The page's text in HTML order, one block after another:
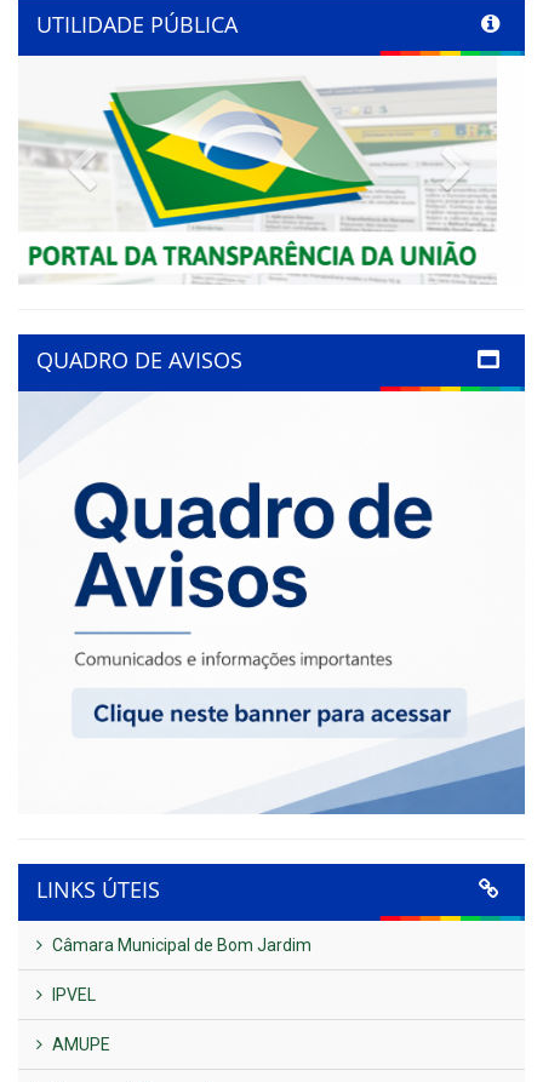
UTILIDADE PÚBLICA
Previous
QUADRO DE AVISOS
LINKS ÚTEIS
Câmara Municipal de Bom Jardim
IPVEL
AMUPE